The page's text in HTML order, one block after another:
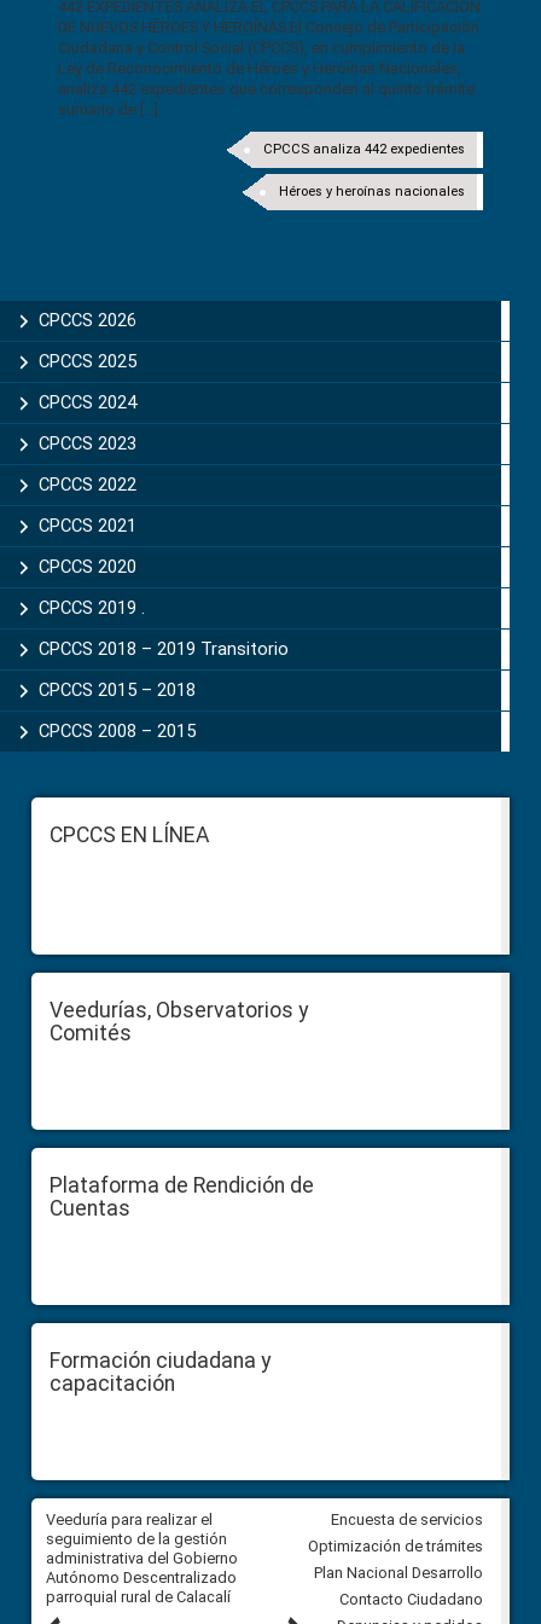
442 EXPEDIENTES ANALIZA EL CPCCS PARA LA CALIFICACIÓN
DE NUEVOS HÉROES Y HEROÍNAS El Consejo de Participación
Ciudadana y Control Social (CPCCS), en cumplimiento de la
Ley de Reconocimiento de Héroes y Heroínas Nacionales,
analiza 442 expedientes que corresponden al quinto trámite
sumario de [...]
CPCCS analiza 442 expedientes
Héroes y heroínas nacionales
CPCCS 2026
CPCCS 2025
CPCCS 2024
CPCCS 2023
CPCCS 2022
CPCCS 2021
CPCCS 2020
CPCCS 2019 .
CPCCS 2018 – 2019 Transitorio
CPCCS 2015 – 2018
CPCCS 2008 – 2015
FooterCPCCS EN LÍNEA
Veedurías, Observatorios y
Comités
Plataforma de Rendición de
Cuentas
Formación ciudadana y
capacitación
Veeduría para realizar el
seguimiento de la gestión
administrativa del Gobierno
Autónomo Descentralizado
parroquial rural de Calacalí
Veeduría para vigilar los
derivados de la Audiencia
comunidad Urbina, parroquia
Carolina
Encuesta de servicios
Optimización de trámites
Plan Nacional Desarrollo
Contacto Ciudadano